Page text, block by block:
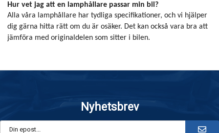
Hur vet jag att en lamphållare passar min bil?
Alla våra lamphållare har tydliga specifikationer, och vi hjälper
dig gärna hitta rätt om du är osäker. Det kan också vara bra att
jämföra med originaldelen som sitter i bilen.
Nyhetsbrev